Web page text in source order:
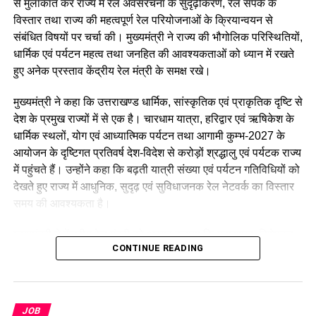
उन्होंने आगे लिखा कि वे देश के युवाओं की भावनाओं, आकांक्षाओं और उनकी
उचित अपेक्षाओं का सम्मान करते हैं। उनके अनुसार, भारत के युवाओं के
सपनों को साकार करना सार्वजनिक जीवन में कार्यरत प्रत्येक व्यक्ति की
कॉकरोच जनता पार्टी ने इसे बताया
लोकतंत्र की जीत
धर्मेंद्र प्रधान ने अपने कार्यकाल के दौरान प्रधानमंत्री के नेतृत्व में देश की
से मुलाकात कर राज्य में रेल अवसंरचना के सुदृढ़ीकरण, रेल संपर्क के
विस्तार तथा राज्य की महत्वपूर्ण रेल परियोजनाओं के क्रियान्वयन से
संबंधित विषयों पर चर्चा की। मुख्यमंत्री ने राज्य की भौगोलिक परिस्थितियों,
धार्मिक एवं पर्यटन महत्व तथा जनहित की आवश्यकताओं को ध्यान में रखते
हुए अनेक प्रस्ताव केंद्रीय रेल मंत्री के समक्ष रखे।
मुख्यमंत्री ने कहा कि उत्तराखण्ड धार्मिक, सांस्कृतिक एवं प्राकृतिक दृष्टि से
देश के प्रमुख राज्यों में से एक है। चारधाम यात्रा, हरिद्वार एवं ऋषिकेश के
धार्मिक स्थलों, योग एवं आध्यात्मिक पर्यटन तथा आगामी कुम्भ-2027 के
आयोजन के दृष्टिगत प्रतिवर्ष देश-विदेश से करोड़ों श्रद्धालु एवं पर्यटक राज्य
में पहुंचते हैं। उन्होंने कहा कि बढ़ती यात्री संख्या एवं पर्यटन गतिविधियों को
देखते हुए राज्य में आधुनिक, सुदृढ़ एवं सुविधाजनक रेल नेटवर्क का विस्तार
मुख्यमंत्री ने केंद्रीय रेल मंत्री को अवगत कराया कि महाराष्ट्र, विशेषकर
मुम्बई में बड़ी संख्या में उत्तराखण्ड मूल के नागरिक निवास करते हैं, जिनका
बाबा नीम करौली धाम (श्री कैंची धाम), जागेश्वर धाम सहित राज्य के अन्य
प्रमुख धार्मिक स्थलों में वर्षभर देश के विभिन्न हिस्सों से श्रद्धालुओं का
CONTINUE READING
JOB